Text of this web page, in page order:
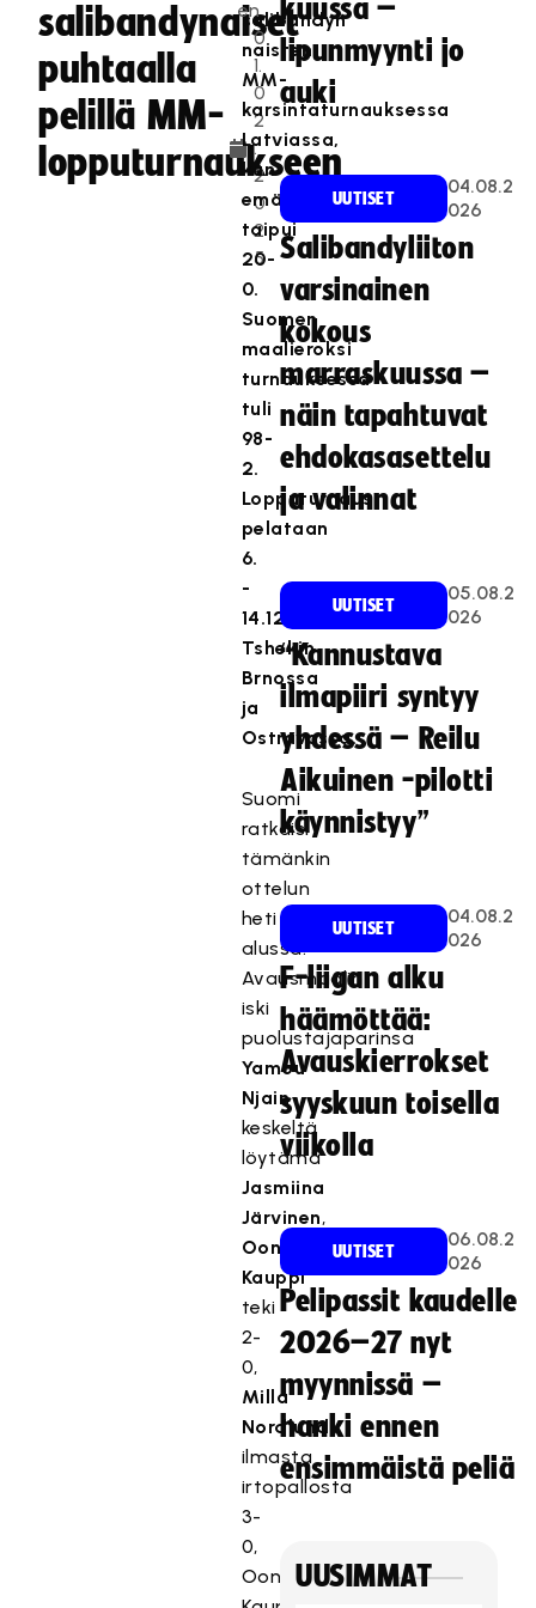
salibandynaiset
puhtaalla
pelillä MM-
lopputurnaukseen
en
0
1.
0
2
.
2
0
2
5
salibandyn
naisten
MM-
karsintaturnauksessa
Latviassa,
kun
emäntämaa
taipui
20-
0.
Suomen
maalieroksi
turnauksessa
tuli
98-
2.
Lopputurnaus
pelataan
6.
-
14.12.
Tshekin
Brnossa
ja
Ostravassa.
Suomi
ratkaisi
tämänkin
ottelun
heti
alussa.
Avausmaalin
iski
puolustajaparinsa
Yamou
Njain
keskeltä
löytämä
Jasmiina
Järvinen,
Oona
Kauppi
teki
2-
0,
Milla
Nordlund
ilmasta
irtopallosta
3-
0,
Oona
kuussa –
lipunmyynti jo
auki
UUTISET
04.08.2
026
Salibandyliiton
varsinainen
kokous
marraskuussa –
näin tapahtuvat
ehdokasasettelu
ja valinnat
UUTISET
05.08.2
026
“Kannustava
ilmapiiri syntyy
yhdessä – Reilu
Aikuinen -pilotti
käynnistyy”
UUTISET
04.08.2
026
F-liigan alku
häämöttää:
Avauskierrokset
syyskuun toisella
viikolla
UUTISET
06.08.2
026
Pelipassit kaudelle
2026–27 nyt
myynnissä –
hanki ennen
ensimmäistä peliä
UUSIMMAT